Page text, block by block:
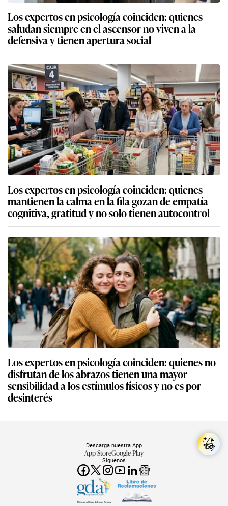
Los expertos en psicología coinciden: quienes
saludan siempre en el ascensor no viven a la
defensiva y tienen apertura social
Los expertos en psicología coinciden: quienes
mantienen la calma en la fila gozan de empatía
cognitiva, gratitud y no solo tienen autocontrol
Los expertos en psicología coinciden: quienes no
disfrutan de los abrazos tienen una mayor
sensibilidad a los estímulos físicos y no es por
desinterés
Síguenos
Descarga nuestra App
App StoreGoogle Play
Miembro del Grupo de Diarios América